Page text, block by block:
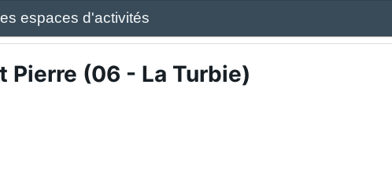
espaces d'activités
Pierre (06 - La Turbie)